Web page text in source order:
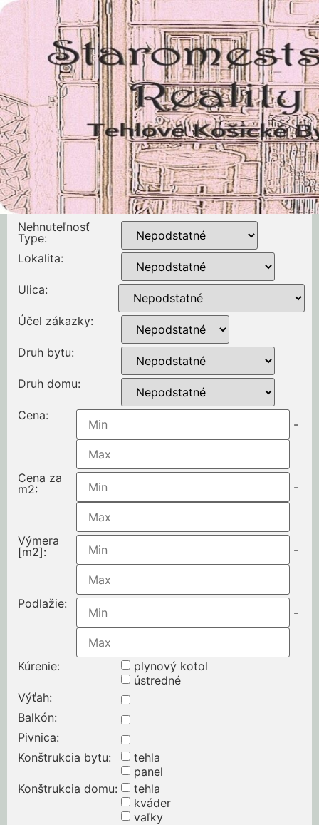
Nehnuteľnosť
Type:
Lokalita:
Ulica:
Účel zákazky:
Druh bytu:
Druh domu:
Cena:
-
Cena za
m2: -
Výmera
[m2]: -
Podlažie:
-
Kúrenie:
plynový kotol
ústredné
Výťah:
Balkón:
Pivnica:
Konštrukcia bytu:
tehla
panel
Konštrukcia domu:
tehla
kváder
vaľky